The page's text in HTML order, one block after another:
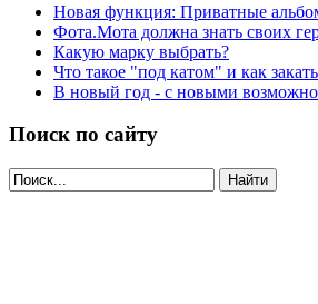
Новая функция: Приватные
Фота.Мота должна знать своих
Какую марку выбрать?
Что такое "под катом" и как
В новый год - с новыми
Поиск по сайту
Найти